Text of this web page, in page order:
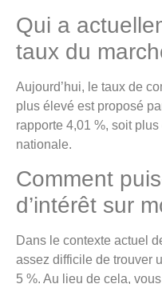
Qui a
taux du
Aujourd’hui, le taux de
plus élevé est proposé
rapporte 4,01 %, soit
nationale.
Comment
d’intérêt sur
Dans le contexte actuel
assez difficile de trouver
5 %. Au lieu de cela,